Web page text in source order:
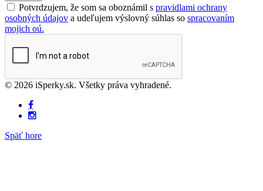
Potvrdzujem, že som sa oboznámil s pravidlami ochrany
osobných údajov a udeľujem výslovný súhlas so spracovaním
mojich oú.
© 2026 iSperky.sk. Všetky práva vyhradené.
Späť hore